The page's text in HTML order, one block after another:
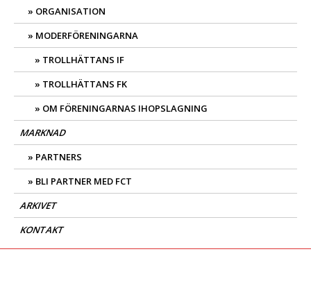
ORGANISATION
MODERFÖRENINGARNA
TROLLHÄTTANS IF
TROLLHÄTTANS FK
OM FÖRENINGARNAS IHOPSLAGNING
MARKNAD
PARTNERS
BLI PARTNER MED FCT
ARKIVET
KONTAKT